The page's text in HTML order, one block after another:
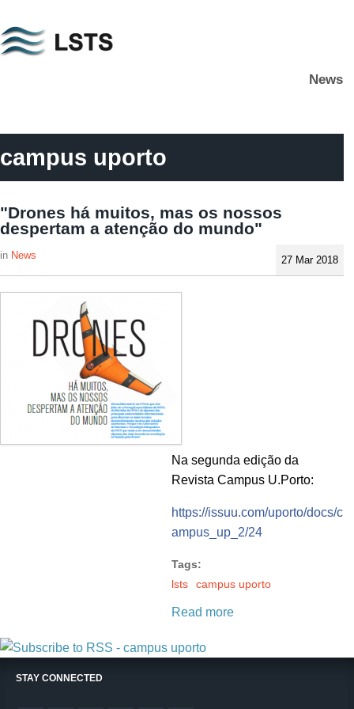
to
News
T
S
campus uporto
"Drones há muitos, mas os nossos
despertam a atenção do mundo"
27 Mar 2018
News
Na segunda edição da
Revista Campus U.Porto:
https://issuu.com/uporto/docs/c
ampus_up_2/24
Tags:
lsts
campus uporto
Read more
STAY CONNECTED